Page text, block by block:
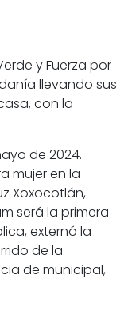
y Fuerza por
llevando sus
con la
de 2024.-
mujer en la
Xoxocotlán,
será la primera
externó la
de la
de municipal,